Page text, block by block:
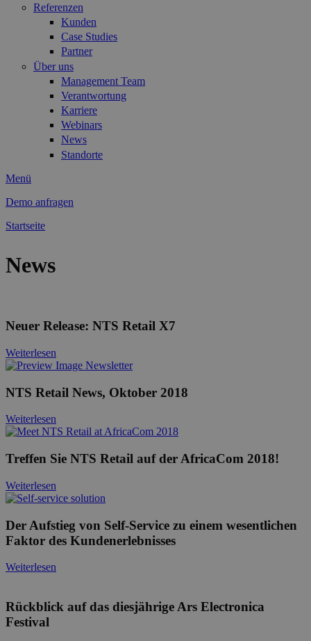
Referenzen
Kunden
Case Studies
Partner
Über uns
Management Team
Verantwortung
Karriere
Webinars
News
Standorte
Menü
Demo anfragen
Startseite
News
Neuer Release: NTS Retail X7
Weiterlesen
NTS Retail News, Oktober 2018
Weiterlesen
Treffen Sie NTS Retail auf der AfricaCom 2018!
Weiterlesen
Der Aufstieg von Self-Service zu einem wesentlichen
Faktor des Kundenerlebnisses
Weiterlesen
Rückblick auf das diesjährige Ars Electronica
Festival